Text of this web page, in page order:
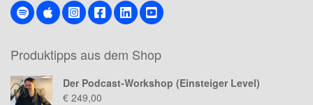
Produktipps aus dem Shop
Der Podcast-Workshop (Einsteiger Level)
€ 249,00